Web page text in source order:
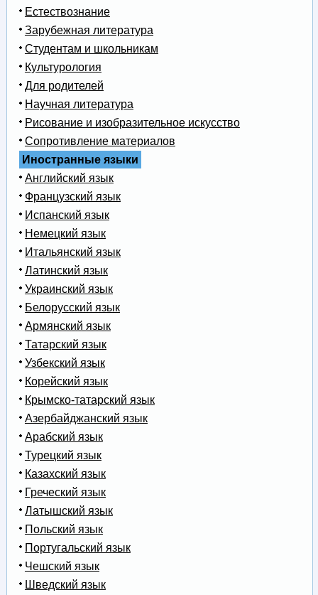
Естествознание
Зарубежная литература
Студентам и школьникам
Культурология
Для родителей
Научная литература
Рисование и изобразительное искусство
Сопротивление материалов
Иностранные языки
Английский язык
Французский язык
Испанский язык
Немецкий язык
Итальянский язык
Латинский язык
Украинский язык
Белорусский язык
Армянский язык
Татарский язык
Узбекский язык
Корейский язык
Крымско-татарский язык
Азербайджанский язык
Арабский язык
Турецкий язык
Казахский язык
Греческий язык
Латышский язык
Польский язык
Португальский язык
Чешский язык
Шведский язык